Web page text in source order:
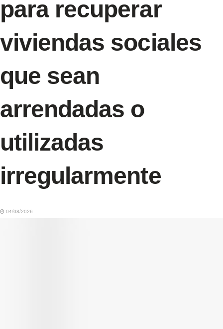
para recuperar
viviendas sociales
que sean
arrendadas o
utilizadas
irregularmente
04/08/2026